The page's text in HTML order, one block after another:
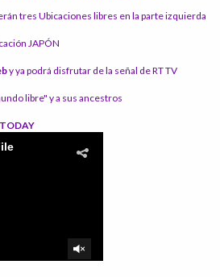
tres Ubicaciones libres en la parte izquierda
JAPÓN
y ya podrá disfrutar de la señal de RT TV
libre" y a sus ancestros